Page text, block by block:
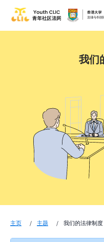
我们
主页 主题 我们的法律制度